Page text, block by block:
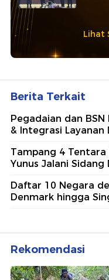
Lihat
Berita Terkait
Pegadaian dan
& Integrasi Layanan
Tampang 4
Yunus Jalani Sidang
Daftar 10 Negara
Denmark hingga
Rekomendasi